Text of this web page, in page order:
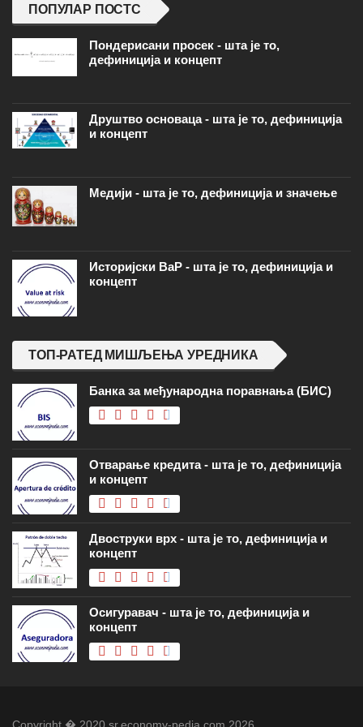
ПОПУЛАР ПОСТС
Пондерисани просек - шта је то,
дефиниција и концепт
Друштво основаца - шта је то, дефиниција
и концепт
Медији - шта је то, дефиниција и значење
Историјски ВаР - шта је то, дефиниција и
концепт
ТОП-РАТЕД МИШЉЕЊА УРЕДНИКА
Банка за међународна поравнања (БИС)
Отварање кредита - шта је то, дефиниција
и концепт
Двоструки врх - шта је то, дефиниција и
концепт
Осигуравач - шта је то, дефиниција и
концепт
Copyright � 2020 sr.economy-pedia.com 2026